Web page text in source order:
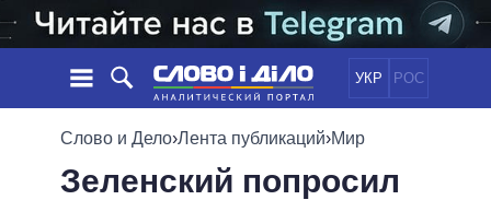
УКР РОС
НОВОСТИ
ЛЕНТА
ПОЛИТИКА
ОБЕЩАНИЯ
Слово и Дело›Лента публикаций›Мир
Зеленский попросил